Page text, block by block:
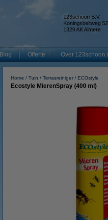
123schoon B.V.
Koningsbeltweg 52
1329 AK Almere
Blog Offerte Over
Home Tuin Terrasreiniger ECOstyle
Ecostyle MierenSpray (400 ml)